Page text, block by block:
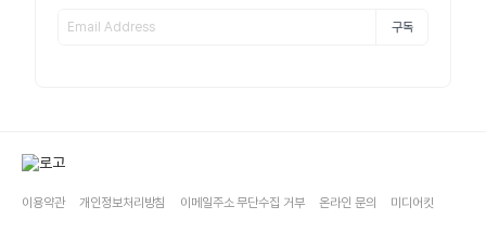
구독
이용약관 개인정보처리방침 이메일주소 무단수집 거부 온라인 문의 미디어킷